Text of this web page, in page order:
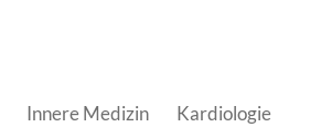
Innere Medizin
Kardiologie